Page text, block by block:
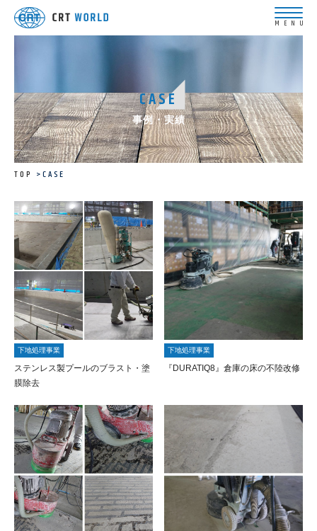
CASE
事例・実績
TOP CASE
下地処理事業
ステンレス製プールのブラスト・塗
膜除去
下地処理事業
『DURATIQ8』倉庫の床の不陸改修